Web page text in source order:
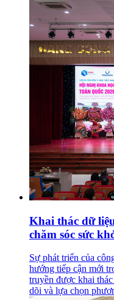
Khai thác dữ
chăm sóc sức
Sự phát triển của
hướng tiếp cận mới
truyền được khai
dõi và lựa chọn